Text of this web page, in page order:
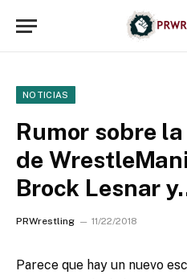
NOTICIAS
Rumor sobre
de
Brock Lesnar
PRWrestling 11/22/2018
Parece que hay un nuevo